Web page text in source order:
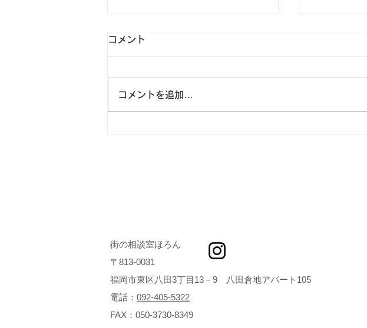
コメント
コメントを追加…
街の相談室ほろん
〒813‐0031
福岡市東区八田3丁目13－9 八田倉地アパート105
電話： 092-405-5322
FAX：050-3730-8349